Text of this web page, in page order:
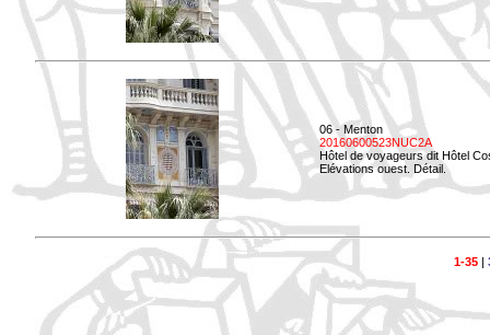
06 - Menton
20160600523NUC2A
Hôtel de voyageurs dit Hôtel
Elévations ouest. Détail.
1-35|